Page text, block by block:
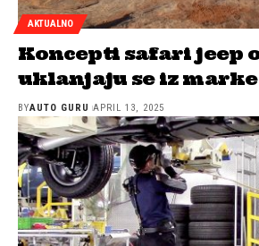
AKTUALNO
Koncepti safari jeep
uklanjaju se iz
BYAUTO GURU APRIL 13, 2025